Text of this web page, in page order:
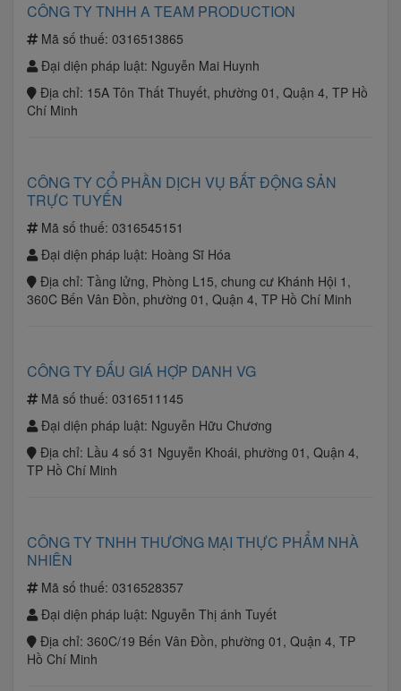
CÔNG TY TNHH A TEAM PRODUCTION
Mã số thuế: 0316513865
Đại diện pháp luật: Nguyễn Mai Huynh
Địa chỉ: 15A Tôn Thất Thuyết, phường 01, Quận 4, TP Hồ
Chí Minh
CÔNG TY CỔ PHẦN DỊCH VỤ BẤT ĐỘNG SẢN
TRỰC TUYẾN
Mã số thuế: 0316545151
Đại diện pháp luật: Hoàng Sĩ Hóa
Địa chỉ: Tầng lửng, Phòng L15, chung cư Khánh Hội 1,
360C Bến Vân Đồn, phường 01, Quận 4, TP Hồ Chí Minh
CÔNG TY ĐẤU GIÁ HỢP DANH VG
Mã số thuế: 0316511145
Đại diện pháp luật: Nguyễn Hữu Chương
Địa chỉ: Lầu 4 số 31 Nguyễn Khoái, phường 01, Quận 4,
TP Hồ Chí Minh
CÔNG TY TNHH THƯƠNG MẠI THỰC PHẨM NHÀ
NHIÊN
Mã số thuế: 0316528357
Đại diện pháp luật: Nguyễn Thị ánh Tuyết
Địa chỉ: 360C/19 Bến Vân Đồn, phường 01, Quận 4, TP
Hồ Chí Minh